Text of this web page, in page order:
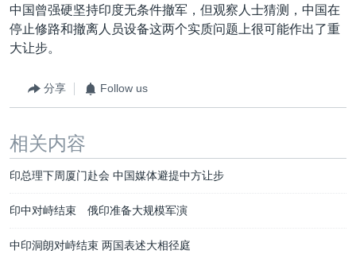
中国曾强硬坚持印度无条件撤军，但观察人士猜测，中国在
停止修路和撤离人员设备这两个实质问题上很可能作出了重
大让步。
分享 Follow us
相关内容
印总理下周厦门赴会 中国媒体避提中方让步
印中对峙结束 俄印准备大规模军演
中印洞朗对峙结束 两国表述大相径庭